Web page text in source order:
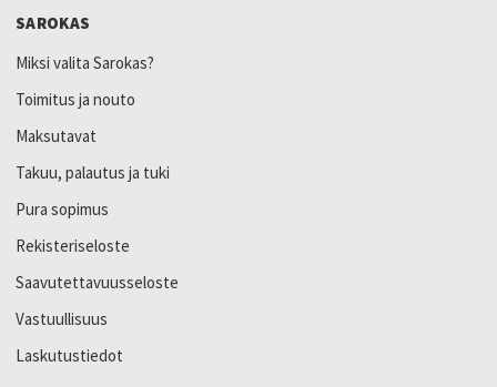
SAROKAS
Miksi valita Sarokas?
Toimitus ja nouto
Maksutavat
Takuu, palautus ja tuki
Pura sopimus
Rekisteriseloste
Saavutettavuusseloste
Vastuullisuus
Laskutustiedot